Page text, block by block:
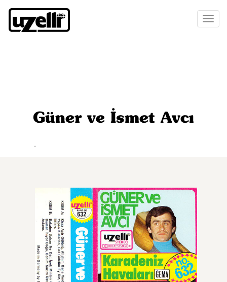
Güner ve İsmet Avcı
.